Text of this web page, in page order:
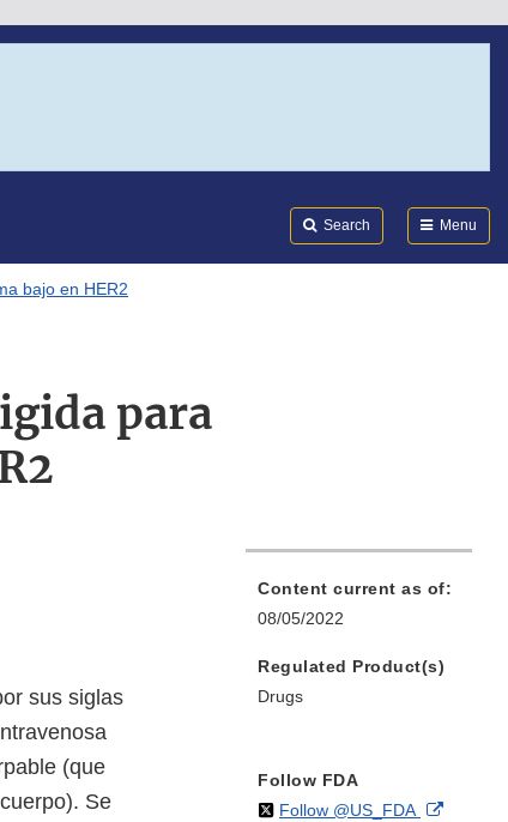
Search Menu
bajo en HER2
para
sus siglas
(que
Se
Content current as of:
08/05/2022
Regulated Product(s)
Drugs
Follow FDA
Follow @US_FDAon External